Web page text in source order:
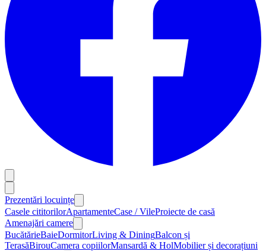
Prezentări locuințe
Casele cititorilorApartamenteCase / VileProiecte de casă
Amenajări camere
BucătărieBaieDormitorLiving & DiningBalcon și
TerasăBirouCamera copiilorMansardă & HolMobilier și decorațiuni